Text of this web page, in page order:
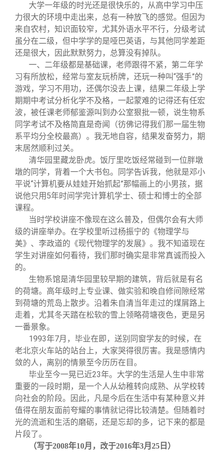
大学一年级的时光还是很快乐的，从高中学习中压
力很大的环境中走出来，总有一种放飞的感觉。但因为
来自农村，知识面较窄，尤其外语水平不行，分级考试
虽分在二级，但中学学的是哑巴英语，与其他同学差距
还是很大，因此默默努力，总算没有掉队。
一、二年级都是基础课，老师跟得不紧，第二年学
习有所放松，经常与室友玩桥牌，还玩一种叫“强手”的
游戏，学习不用功，还偶尔没去上课，结果二年级上学
期期中考试分析化学不及格，一起蒙难的记得还有任宏
波，被任课老师郁鉴源叫到办公室狠批一顿，说生物系
同学考试不及格简直是奇闻（彷佛记得我们那一届生物
系平均分全校最高）。我无地自容，结果发奋努力，期
末居然顺利过关。
清华园里藏龙卧虎。饭厅里吃饭经常碰到一位胖墩
墩的同学，背着一个大书包。同学告诉我，他就是邓小
平说“计算机要从娃娃开始抓起”那幅画上的小男孩，据
说他只用5年时间学完计算机学士、硕士和博士的全部
课程。
当时学校讲座不像现在这么普及，但偶尔会有大师
级的讲座举办。在学校里听过杨振宁的《物理学与
美》、李政道的《现代物理学的发展》。我不知道现在
学生对讲座如何看待，我们那时确实是非常真诚而投入
的。
生物系馆是清华园里较早期的建筑，背后就是有名
的荷塘。高年级时上专业课、做实验和晚自修间隙经常
到荷塘的荒岛上散步。沿着朱自清当年走过的煤屑路上
走着，尤其冬天踏在松软的雪上领略荷塘夜色，更是另
一番景象。
1993年7月，毕业在即，送别同窗学友的时候，在
老北京火车站的站台上，大家哭得很厉害。我是感情内
敛的人，离别的情景至今历历在目。
毕业至今一晃已近23年。大学的生活是人生中非常
重要的一段时期，是一个人从幼稚转向成熟、从学校转
向社会的阶段。因此，凡是今后在生活中有某种意义并
值得在朋友面前夸耀的事情就记得比较清楚。但随着时
光的流逝和生活的磨砺，还是忘却的多，记下来的都是
片段了。
（写于2008年10月，改于2016年3月25日）